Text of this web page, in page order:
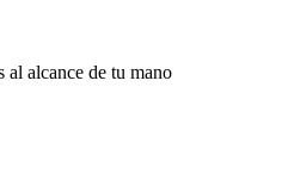
al alcance de tu mano